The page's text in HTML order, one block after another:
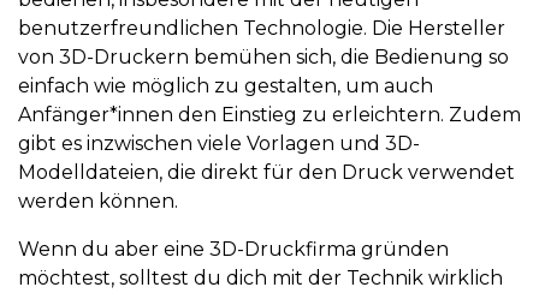
benutzerfreundlichen Technologie. Die Hersteller
von 3D-Druckern bemühen sich, die Bedienung so
einfach wie möglich zu gestalten, um auch
Anfänger*innen den Einstieg zu erleichtern. Zudem
gibt es inzwischen viele Vorlagen und 3D-
Modelldateien, die direkt für den Druck verwendet
werden können.
Wenn du aber eine 3D-Druckfirma gründen
möchtest, solltest du dich mit der Technik wirklich